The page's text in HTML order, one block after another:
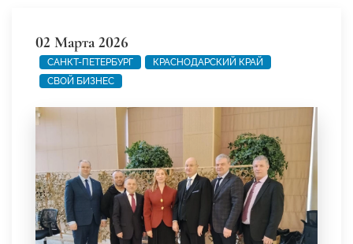
02 Марта 2026
САНКТ-ПЕТЕРБУРГ
КРАСНОДАРСКИЙ КРАЙ
СВОЙ БИЗНЕС